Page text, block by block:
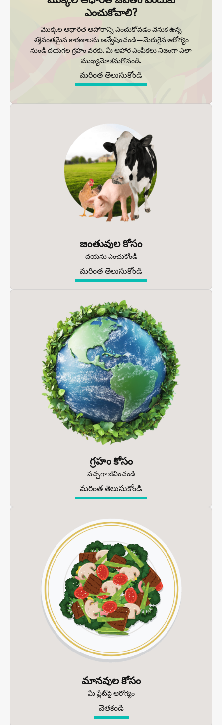
ఎంచుకోవాలి?
మొక్కల ఆధారిత ఆహారాన్ని ఎంచుకోవడం వెనుక ఉన్న
శక్తివంతమైన కారణాలను అన్వేషించండి—మెరుగైన ఆరోగ్యం
నుండి దయగల గ్రహం వరకు. మీ ఆహార ఎంపికలు నిజంగా ఎలా
ముఖ్యమో కనుగొనండి.
మరింత తెలుసుకోండి
జంతువుల కోసం
దయను ఎంచుకోండి
మరింత తెలుసుకోండి
గ్రహం కోసం
పచ్చగా జీవించండి
మరింత తెలుసుకోండి
మానవుల కోసం
మీ ప్లేట్‌పై ఆరోగ్యం
వెతకండి